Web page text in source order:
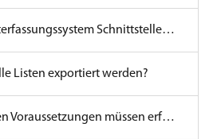
Gibt es in dem Zeiterfassungssystem Schnittstellen für den Lohn-Export?
Listen exportiert werden?
Welche technischen Voraussetzungen müssen erfüllt sein?